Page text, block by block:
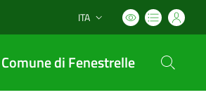
Lingua attiva:
ITA
Comune di Fenestrelle